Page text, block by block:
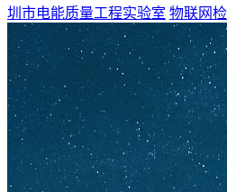
圳市电能质量工程实验室 物联网